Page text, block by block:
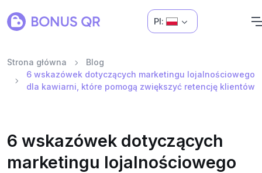
Pl:
Strona główna
Blog
6 wskazówek dotyczących marketingu lojalnościowego
dla kawiarni, które pomogą zwiększyć retencję klientów
6 wskazówek dotyczących
marketingu lojalnościowego